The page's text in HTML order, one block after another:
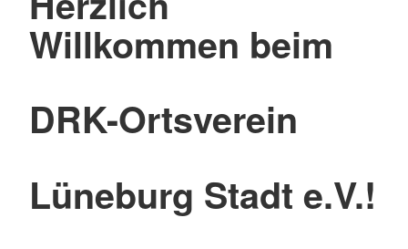
Willkommen beim
DRK-Ortsverein
Lüneburg Stadt e.V.!